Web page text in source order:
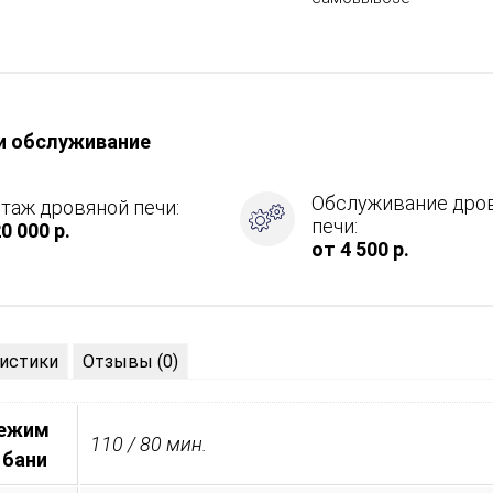
обслуживание
дровяной печи:
000 р.
Обслуживание
печи:
от 4 500 р.
Отзывы (0)
110 / 80 мин.